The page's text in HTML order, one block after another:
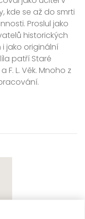
kde se až do smrti
Proslul jako
historických
jako originální
patří Staré
F. L. Věk. Mnoho z